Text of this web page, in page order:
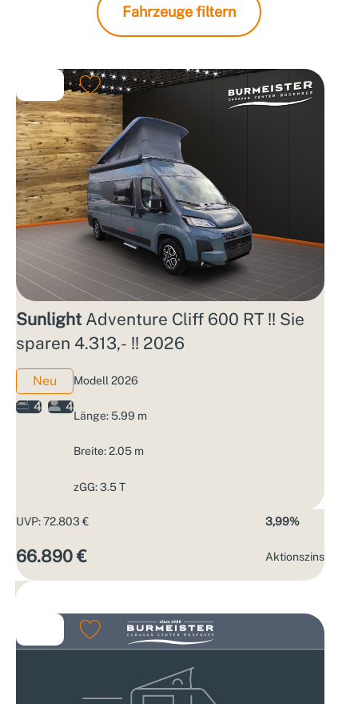
Fahrzeuge filtern
Sunlight Adventure Cliff 600 RT !! Sie
sparen 4.313,- !! 2026
Neu
4
4
Modell 2026
Länge: 5.99 m
Breite: 2.05 m
zGG: 3.5 T
UVP: 72.803 €
66.890 €
3,99%
Aktions­zins